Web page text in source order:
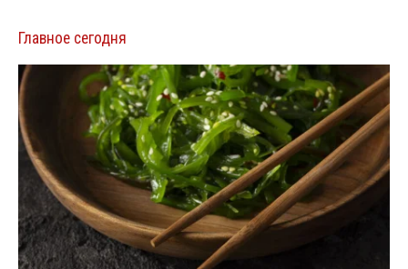
Главное сегодня